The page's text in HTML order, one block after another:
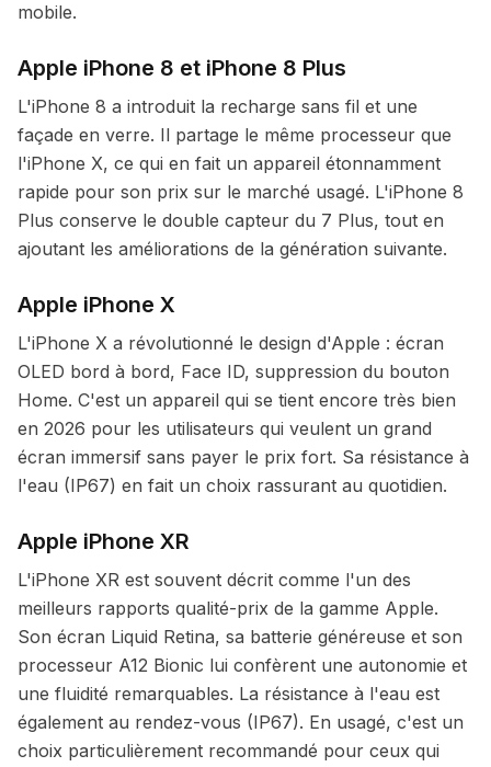
mobile.
Apple iPhone 8 et iPhone 8 Plus
L'iPhone 8 a introduit la recharge sans fil et une
façade en verre. Il partage le même processeur que
l'iPhone X, ce qui en fait un appareil étonnamment
rapide pour son prix sur le marché usagé. L'iPhone 8
Plus conserve le double capteur du 7 Plus, tout en
ajoutant les améliorations de la génération suivante.
Apple iPhone X
L'iPhone X a révolutionné le design d'Apple : écran
OLED bord à bord, Face ID, suppression du bouton
Home. C'est un appareil qui se tient encore très bien
en 2026 pour les utilisateurs qui veulent un grand
écran immersif sans payer le prix fort. Sa résistance à
l'eau (IP67) en fait un choix rassurant au quotidien.
Apple iPhone XR
L'iPhone XR est souvent décrit comme l'un des
meilleurs rapports qualité-prix de la gamme Apple.
Son écran Liquid Retina, sa batterie généreuse et son
processeur A12 Bionic lui confèrent une autonomie et
une fluidité remarquables. La résistance à l'eau est
également au rendez-vous (IP67). En usagé, c'est un
choix particulièrement recommandé pour ceux qui